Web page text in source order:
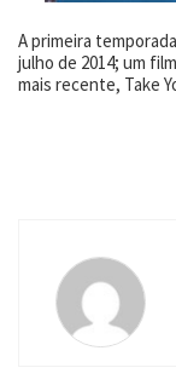
A primeira
julho de 2014; um
mais recente, Take